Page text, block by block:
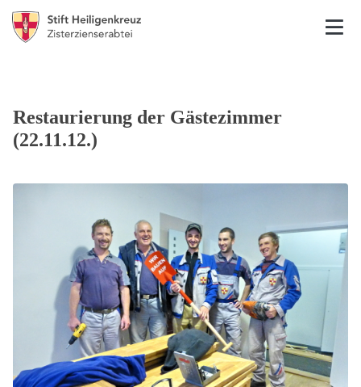
Restaurierung der Gästezimmer
(22.11.12.)